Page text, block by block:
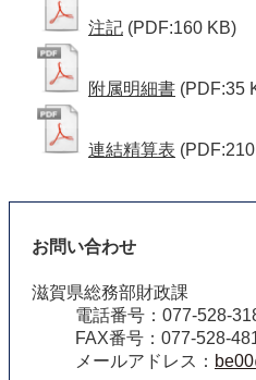
注記 (PDF:160 KB)
附属明細書 (PDF:35
連結精算表
お問い合わせ
滋賀県総務部財政課
電話番号：077-528-
FAX番号：077-528-
メールアドレス：